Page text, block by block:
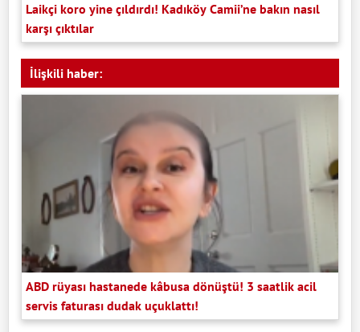
Laikçi koro yine çıldırdı! Kadıköy Camii’ne bakın nasıl
karşı çıktılar
İlişkili haber:
ABD rüyası hastanede kâbusa dönüştü! 3 saatlik acil
servis faturası dudak uçuklattı!